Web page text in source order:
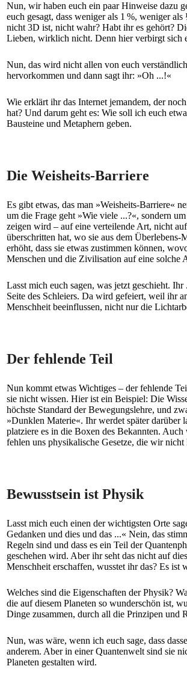
Nun, wir haben euch ein paar Hinweise dazu
euch gesagt, dass weniger als 1 %, weniger
nicht 3D ist, nicht wahr? Habt ihr es gehört?
Lieben, wirklich nicht. Denn hier verbirgt sich
Nun, das wird nicht allen von euch
hervorkommen und dann sagt ihr: »Oh ...!«
Wie erklärt ihr das Internet jemandem, der
hat? Und darum geht es: Wie soll ich euch
Bausteine und Metaphern geben.
Die Weisheits-Barriere
Es gibt etwas, das man »Weisheits-Barriere«
um die Frage geht »Wie viele ...?«, sondern
zeigen wird – auf eine verteilende Art, nicht
überschritten hat, wo sie aus dem
erhöht, dass sie etwas zustimmen können,
Menschen und die Zivilisation auf eine solche
Lasst mich euch sagen, was jetzt geschieht.
Seite des Schleiers. Da wird gefeiert, weil ihr
Menschheit beeinflussen, nicht nur die
Der fehlende Teil
Nun kommt etwas Wichtiges – der fehlende
sie nicht wissen. Hier ist ein Beispiel: Die
höchste Standard der Bewegungslehre, und
»Dunklen Materie«. Ihr werdet später darüber
platziere es in die Boxen des Bekannten.
fehlen uns physikalische Gesetze, die wir
Bewusstsein ist Physik
Lasst mich euch einen der wichtigsten Orte
Gedanken und dies und das ...« Nein, das
Regeln sind und dass es ein Teil der
geschehen wird. Aber ihr seht das nicht auf
Menschheit erschaffen, wusstet ihr das? Es
Welches sind die Eigenschaften der Physik?
die auf diesem Planeten so wunderschön ist,
Dinge zusammen, durch all die Prinzipen und
Nun, was wäre, wenn ich euch sage, dass
anderem. Aber in einer Quantenwelt sind sie
Planeten gestalten wird.